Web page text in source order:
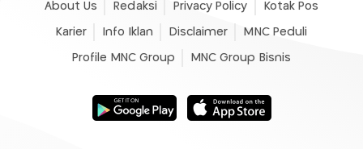
About Us Redaksi Privacy Policy Kotak Pos
Karier Info Iklan Disclaimer MNC Peduli
Profile MNC Group MNC Group Bisnis